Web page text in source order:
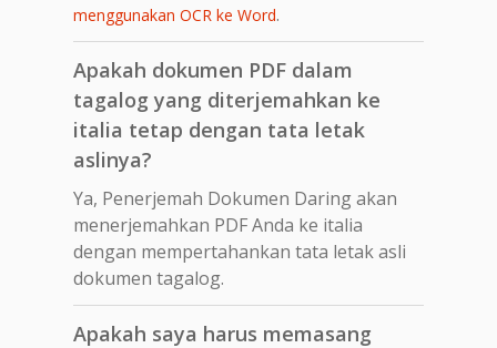
menggunakan OCR ke Word.
Apakah dokumen PDF dalam
tagalog yang diterjemahkan ke
italia tetap dengan tata letak
aslinya?
Ya, Penerjemah Dokumen Daring akan
menerjemahkan PDF Anda ke italia
dengan mempertahankan tata letak asli
dokumen tagalog.
Apakah saya harus memasang